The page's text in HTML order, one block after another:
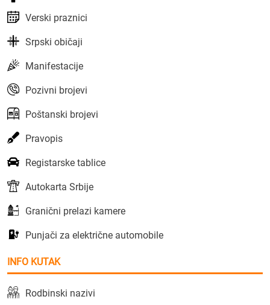
Verski praznici
Srpski običaji
Manifestacije
Pozivni brojevi
Poštanski brojevi
Pravopis
Registarske tablice
Autokarta Srbije
Granični prelazi kamere
Punjači za električne automobile
INFO KUTAK
Rodbinski nazivi